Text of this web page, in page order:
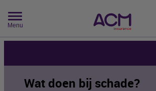
Menu
Wat doen bij schade?